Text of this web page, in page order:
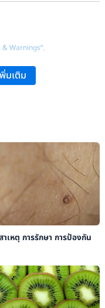
Warnings”.
มเติม
เหตุ การรักษา การป้องกัน